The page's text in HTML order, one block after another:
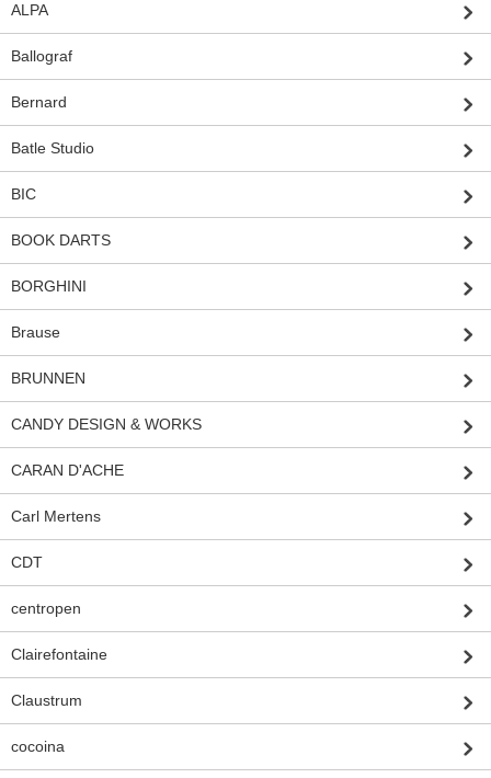
ALPA
Ballograf
Bernard
Batle Studio
BIC
BOOK DARTS
BORGHINI
Brause
BRUNNEN
CANDY DESIGN & WORKS
CARAN D'ACHE
Carl Mertens
CDT
centropen
Clairefontaine
Claustrum
cocoina